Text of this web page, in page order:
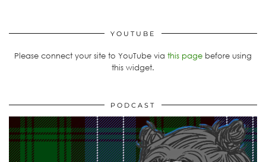
YOUTUBE
Please connect your site to YouTube via this page before using
this widget.
PODCAST